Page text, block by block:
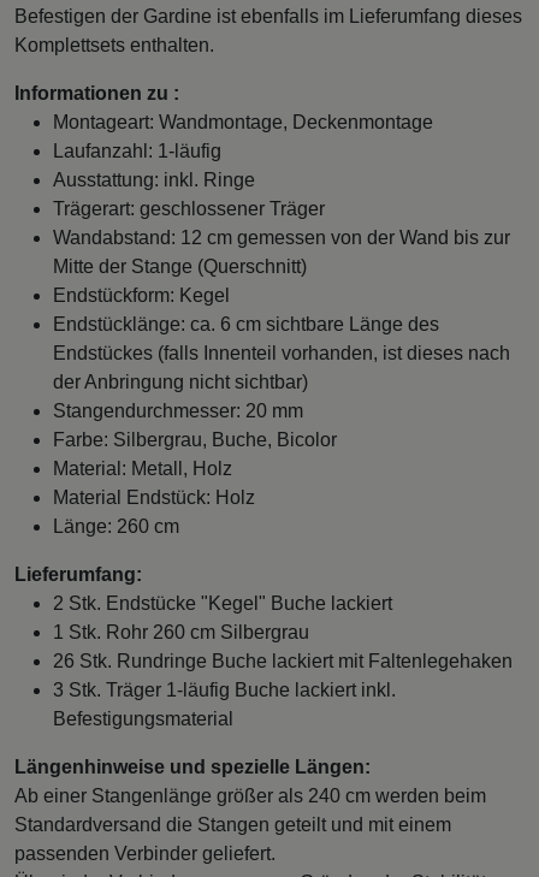
Befestigen der Gardine ist ebenfalls im Lieferumfang dieses
Komplettsets enthalten.
Informationen zu :
Montageart: Wandmontage, Deckenmontage
Laufanzahl: 1-läufig
Ausstattung: inkl. Ringe
Trägerart: geschlossener Träger
Wandabstand: 12 cm gemessen von der Wand bis zur
Mitte der Stange (Querschnitt)
Endstückform: Kegel
Endstücklänge: ca. 6 cm sichtbare Länge des
Endstückes (falls Innenteil vorhanden, ist dieses nach
der Anbringung nicht sichtbar)
Stangendurchmesser: 20 mm
Farbe: Silbergrau, Buche, Bicolor
Material: Metall, Holz
Material Endstück: Holz
Länge: 260 cm
Lieferumfang:
2 Stk. Endstücke "Kegel" Buche lackiert
1 Stk. Rohr 260 cm Silbergrau
26 Stk. Rundringe Buche lackiert mit Faltenlegehaken
3 Stk. Träger 1-läufig Buche lackiert inkl.
Befestigungsmaterial
Längenhinweise und spezielle Längen:
Ab einer Stangenlänge größer als 240 cm werden beim
Standardversand die Stangen geteilt und mit einem
passenden Verbinder geliefert.